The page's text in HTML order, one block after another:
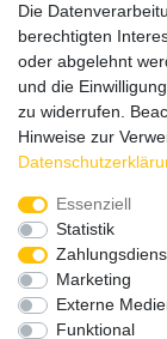
Wir
Die
berechtigten
oder abgelehnt
und die
zu widerrufen.
Hinweise zur
Essenziell
Statistik
Marketing
Externe
Funktional